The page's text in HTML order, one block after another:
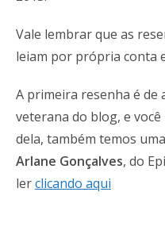
Vale lembrar que as
leiam por própria conta
A primeira resenha é de
veterana do blog, e
dela, também temos
Arlane Gonçalves, do
lerclicando aqui